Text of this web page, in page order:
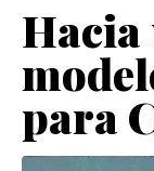
Hacia
para